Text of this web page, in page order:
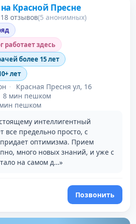
место в рейтинге
Красной Пресне
18 отзывов(5 анонимных)
работает здесь
более 15 лет
лет
·
Красная Пресня ул, 16
8 мин пешком
пешком
интеллигентный
все предельно просто, с
оптимизма. Прием
много новых знаний, и уже с
на самом д…»
Позвонить